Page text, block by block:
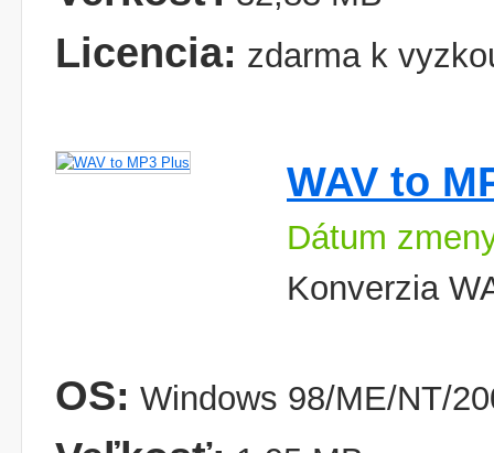
Licencia: zdarma k
WAV to
Dátum
Konverzia
OS: Windows 98/ME/NT/